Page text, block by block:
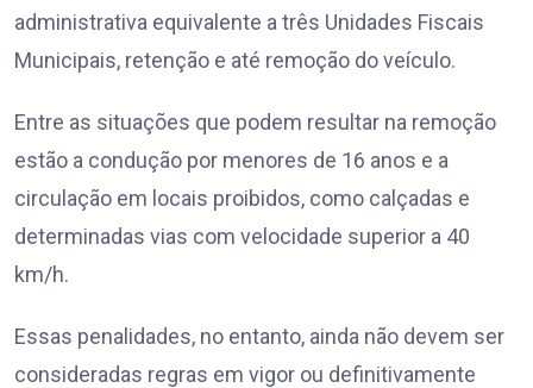
administrativa equivalente a três Unidades Fiscais
Municipais, retenção e até remoção do veículo.
Entre as situações que podem resultar na remoção
estão a condução por menores de 16 anos e a
circulação em locais proibidos, como calçadas e
determinadas vias com velocidade superior a 40
km/h.
Essas penalidades, no entanto, ainda não devem ser
consideradas regras em vigor ou definitivamente